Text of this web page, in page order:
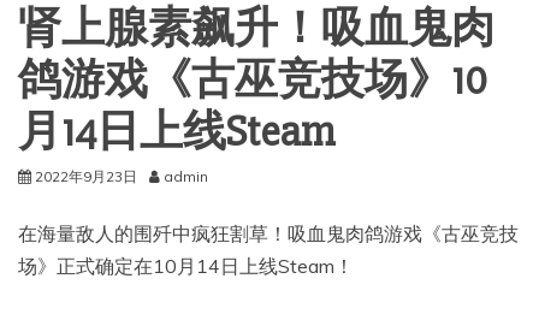
肾上腺素飙升！吸血鬼肉
鸽游戏《古巫竞技场》10
月14日上线Steam
2022年9月23日 admin
在海量敌人的围歼中疯狂割草！吸血鬼肉鸽游戏《古巫竞技
场》正式确定在10月14日上线Steam！